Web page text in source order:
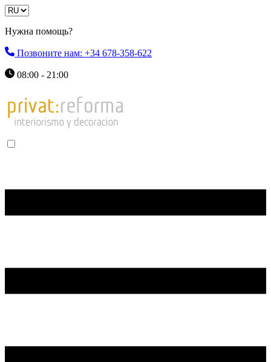
Нужна помощь?
Позвоните нам: +34 678-358-622
08:00 - 21:00